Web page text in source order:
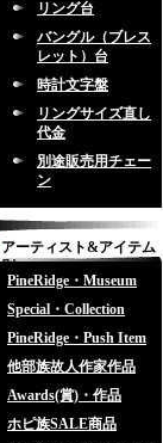
リング台
バングル（ブレス
レット）台
時計文字盤
リングサイズ直し
代金
別途販売用チェー
ン
アーティスト&アイテム
別
PineRidge・Museum
Special・Collection
PineRidge・Push Item
他部族故人作家作品
Awards(賞)・作品
ホピ族SALE商品